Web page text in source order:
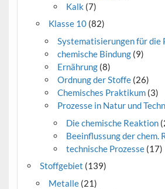
Kalk (7)
Klasse 10(82)
Systematisierungen für die
chemische Bindung (9)
Ernährung (8)
Ordnung der Stoffe (26)
Chemisches Praktikum (3)
Prozesse in Natur und
Die chemische Reaktion
Beeinflussung der chem.
technische Prozesse (17)
Stoffgebiet (139)
Metalle(21)